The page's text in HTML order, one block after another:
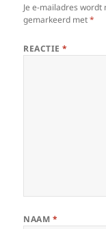
Je e-mailadres
gemarkeerd met*
REACTIE*
NAAM *